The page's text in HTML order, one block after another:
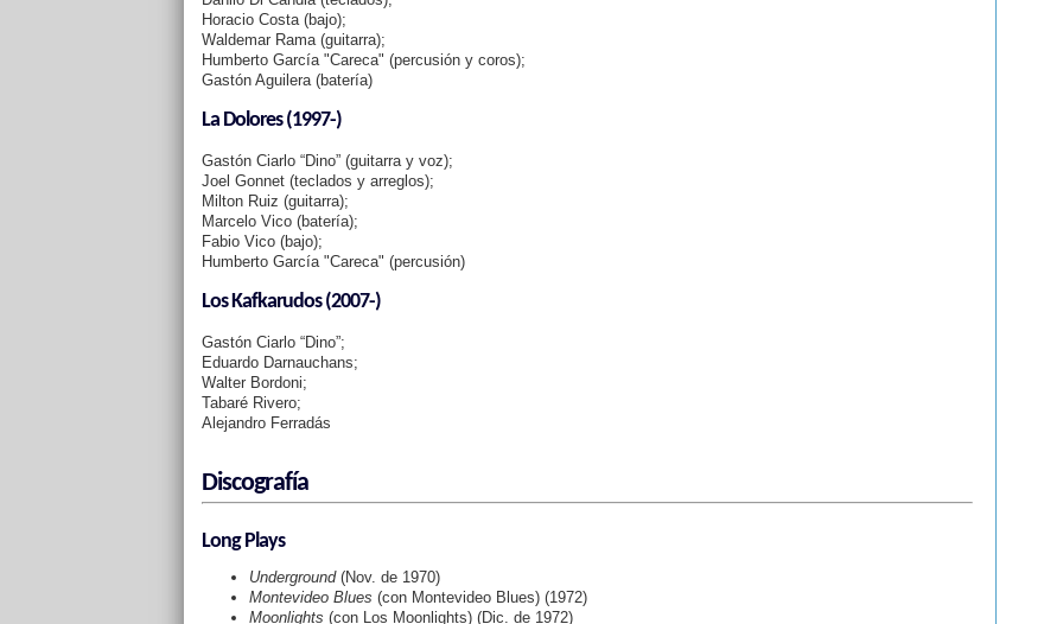
Horacio Costa (bajo);
Waldemar Rama (guitarra);
Humberto García "Careca" (percusión y coros);
Gastón Aguilera (batería)
La Dolores (1997-)
Gastón Ciarlo “Dino” (guitarra y voz);
Joel Gonnet (teclados y arreglos);
Milton Ruiz (guitarra);
Marcelo Vico (batería);
Fabio Vico (bajo);
Humberto García "Careca" (percusión)
Los Kafkarudos (2007-)
Gastón Ciarlo “Dino”;
Eduardo Darnauchans;
Walter Bordoni;
Tabaré Rivero;
Alejandro Ferradás
Discografía
Long Plays
Underground(Nov. de 1970)
Montevideo Blues (con Montevideo Blues) (1972)
Moonlights (con Los Moonlights) (Dic. de 1972)